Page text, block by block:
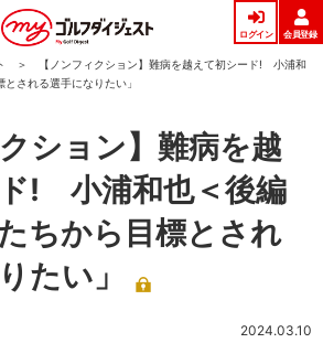
ログイン 会員登録
【ノンフィクション】難病を越えて初シード! 小浦和
される選手になりたい」
ション】難病を越
! 小浦和也＜後編
ちから目標とされ
たい」
2024.03.10